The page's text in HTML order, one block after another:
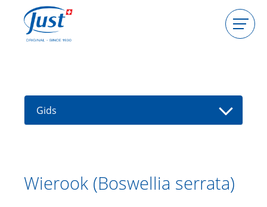
Consulente worden
Gids
Gids
Alpenroos
Wierook (Boswellia serrata)